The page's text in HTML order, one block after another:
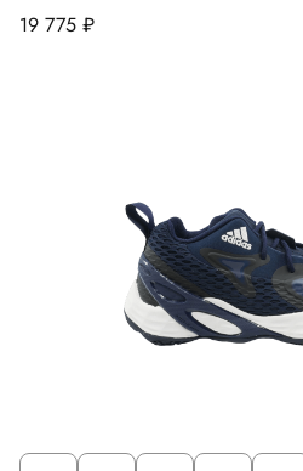
19 775 ₽